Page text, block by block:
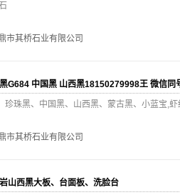
市其桥石业有限公司
G684 中国黑 山西黑18150279998王 微信同
珍珠黑、中国黑、山西黑、蒙古黑、小蓝宝,
市其桥石业有限公司
山西黑大板、台面板、洗脸台